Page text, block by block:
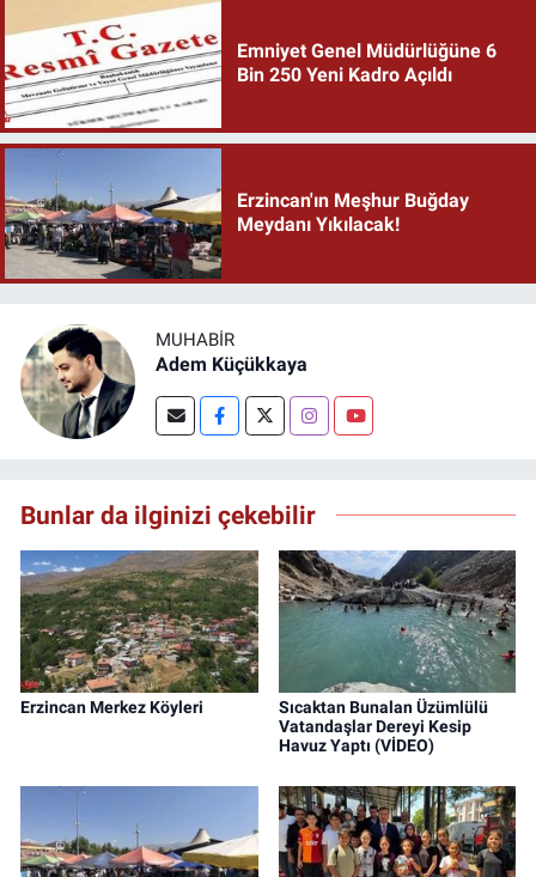
Emniyet Genel Müdürlüğüne 6
Bin 250 Yeni Kadro Açıldı
Erzincan'ın Meşhur Buğday
Meydanı Yıkılacak!
MUHABIR
Adem Küçükkaya
Bunlar da ilginizi çekebilir
Erzincan Merkez Köyleri
Sıcaktan Bunalan Üzümlülü
Vatandaşlar Dereyi Kesip
Havuz Yaptı (VİDEO)